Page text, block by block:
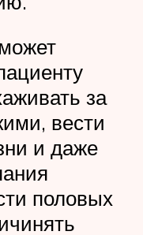
за
вести
и даже
половых